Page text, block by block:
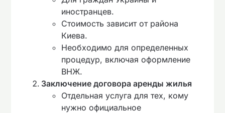
иностранцев.
Стоимость зависит от района
Киева.
Необходимо для определенных
процедур, включая оформление
ВНЖ.
Заключение договора аренды жилья
Отдельная услуга для тех, кому
нужно официальное